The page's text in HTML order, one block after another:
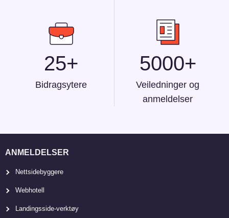
25+
Bidragsytere
5000+
Veiledninger og
anmeldelser
ANMELDELSER
Nettsidebyggere
Webhotell
Landingsside-verktøy